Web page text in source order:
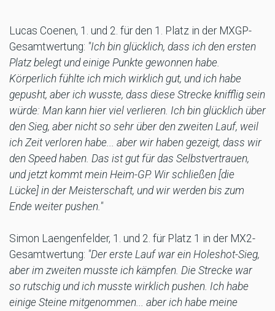
Lucas Coenen, 1. und 2. für den 1. Platz in der MXGP-
Gesamtwertung: "Ich bin glücklich, dass ich den ersten
Platz belegt und einige Punkte gewonnen habe.
Körperlich fühlte ich mich wirklich gut, und ich habe
gepusht, aber ich wusste, dass diese Strecke knifflig sein
würde: Man kann hier viel verlieren. Ich bin glücklich über
den Sieg, aber nicht so sehr über den zweiten Lauf, weil
ich Zeit verloren habe... aber wir haben gezeigt, dass wir
den Speed haben. Das ist gut für das Selbstvertrauen,
und jetzt kommt mein Heim-GP. Wir schließen [die
Lücke] in der Meisterschaft, und wir werden bis zum
Ende weiter pushen."
Simon Laengenfelder, 1. und 2. für Platz 1 in der MX2-
Gesamtwertung: "Der erste Lauf war ein Holeshot-Sieg,
aber im zweiten musste ich kämpfen. Die Strecke war
so rutschig und ich musste wirklich pushen. Ich habe
einige Steine mitgenommen... aber ich habe meine